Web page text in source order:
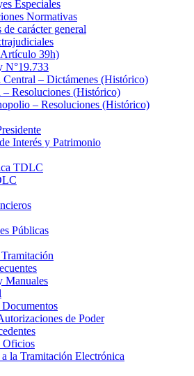
Especiales
Normativas
carácter general
39h)
N°19.733
Central – Dictámenes (Histórico)
– Resoluciones (Histórico)
– Resoluciones (Histórico)
Interés y Patrimonio
TDLC
Públicas
Manuales
de Poder
Oficios
la Tramitación Electrónica